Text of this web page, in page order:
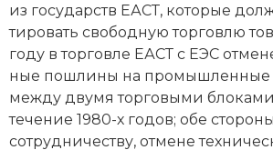
из го­су­дарств ЕАСТ, ко­то­рые
тиро­вать сво­бод­ную тор­гов­лю
году в тор­гов­ле ЕАСТ с ЕЭС
ные по­шли­ны на промышленные
ме­ж­ду дву­мя тор­го­вы­ми
те­че­ние 1980-х годов; обе
со­труд­ни­че­ст­ву, от­ме­не